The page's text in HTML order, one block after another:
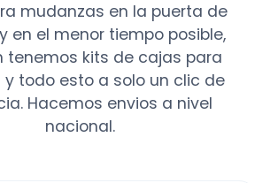
mudanzas en la puerta de
en el menor tiempo posible,
tenemos kits de cajas para
todo esto a solo un clic de
Hacemos envios a nivel
nacional.